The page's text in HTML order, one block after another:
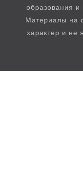
образования и
Материалы на
характер и не